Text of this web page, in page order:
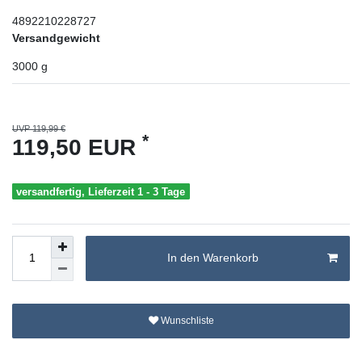
4892210228727
Versandgewicht
3000 g
UVP 119,99 €
119,50 EUR *
versandfertig, Lieferzeit 1 - 3 Tage
In den Warenkorb
Wunschliste